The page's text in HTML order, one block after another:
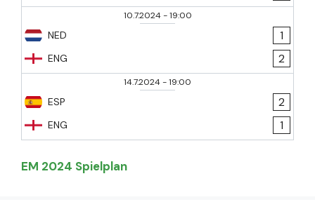
10.7.2024-19:00
NED
ENG
1
2
14.7.2024-19:00
ESP
ENG
2
1
EM 2024 Spielplan